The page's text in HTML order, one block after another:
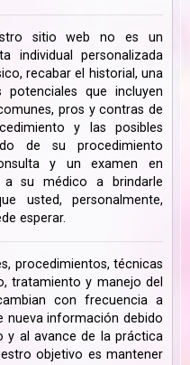
sitio web no es un
individual personalizada
recabar el historial, una
que incluyen
pros y contras de
y las posibles
de su procedimiento
y un examen en
a su médico a brindarle
usted, personalmente,
esperar.
procedimientos, técnicas
tratamiento y manejo del
con frecuencia a
nueva información debido
y al avance de la práctica
objetivo es mantener